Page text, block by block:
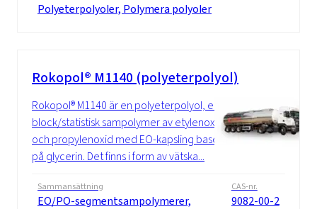
Polyeterpolyoler, Polymera polyoler
Rokopol® M1140 (polyeterpolyol)
Rokopol® M1140 är en polyeterpolyol, en
block/statistisk sampolymer av etylenoxid
och propylenoxid med EO-kapsling baserad
på glycerin. Det finns i form av vätska...
Sammansättning
EO/PO-segmentsampolymerer,
CAS-nr.
9082-00-2